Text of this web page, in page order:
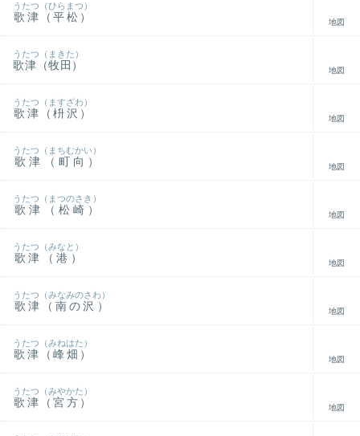
歌津（平松）
うたつ（ひらまつ）
地図
歌津（牧田）
うたつ（まきた）
地図
歌津（枡沢）
うたつ（ますざわ）
地図
歌津（町向）
うたつ（まちむかい）
地図
歌津（松崎）
うたつ（まつのさき）
地図
歌津（港）
うたつ（みなと）
地図
歌津（南の沢）
うたつ（みなみのさわ）
地図
歌津（峰畑）
うたつ（みねはた）
地図
歌津（宮方）
うたつ（みやかた）
地図